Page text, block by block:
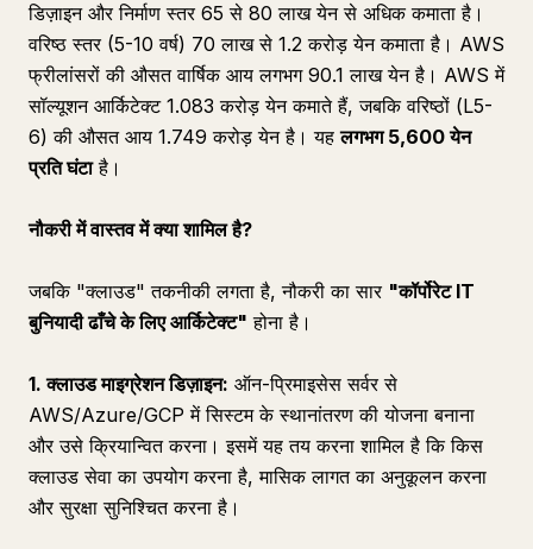
डिज़ाइन और निर्माण स्तर 65 से 80 लाख येन से अधिक कमाता है।
वरिष्ठ स्तर (5-10 वर्ष) 70 लाख से 1.2 करोड़ येन कमाता है। AWS
फ्रीलांसरों की औसत वार्षिक आय लगभग 90.1 लाख येन है। AWS में
सॉल्यूशन आर्किटेक्ट 1.083 करोड़ येन कमाते हैं, जबकि वरिष्ठों (L5-
6) की औसत आय 1.749 करोड़ येन है। यहलगभग 5,600 येन
प्रति घंटाहै।
नौकरी में वास्तव में क्या शामिल है?
जबकि "क्लाउड" तकनीकी लगता है, नौकरी का सार "कॉर्पोरेट IT
बुनियादी ढाँचे के लिए आर्किटेक्ट" होना है।
1. क्लाउड माइग्रेशन डिज़ाइन: ऑन-प्रिमाइसेस सर्वर से
AWS/Azure/GCP में सिस्टम के स्थानांतरण की योजना बनाना
और उसे क्रियान्वित करना। इसमें यह तय करना शामिल है कि किस
क्लाउड सेवा का उपयोग करना है, मासिक लागत का अनुकूलन करना
और सुरक्षा सुनिश्चित करना है।